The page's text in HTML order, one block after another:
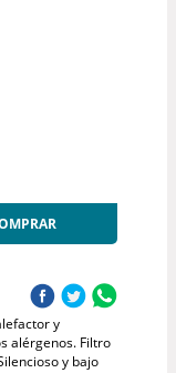
y
alérgenos. Filtro
y bajo